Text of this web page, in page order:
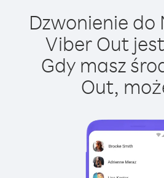
Dzwonienie do
Viber Out
Gdy masz
Out,